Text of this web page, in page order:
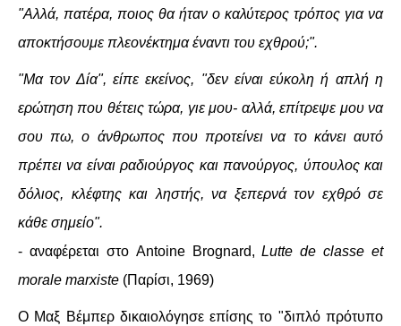
"Αλλά, πατέρα, ποιος θα ήταν ο καλύτερος τρόπος για να
αποκτήσουμε πλεονέκτημα έναντι του εχθρού;".
"Μα τον Δία", είπε εκείνος, "δεν είναι εύκολη ή απλή η
ερώτηση που θέτεις τώρα, γιε μου- αλλά, επίτρεψε μου να
σου πω, ο άνθρωπος που προτείνει να το κάνει αυτό
πρέπει να είναι ραδιούργος και πανούργος, ύπουλος και
δόλιος, κλέφτης και ληστής, να ξεπερνά τον εχθρό σε
κάθε σημείο".
- αναφέρεται στο Antoine Brognard,Lutte de classe et
morale marxiste (Παρίσι, 1969)
Ο Μαξ Βέμπερ δικαιολόγησε επίσης το "διπλό πρότυπο